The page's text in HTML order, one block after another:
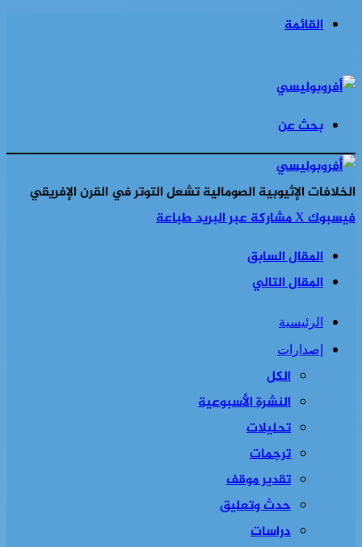
القائمة
بحث عن
الخلافات الإثيوبية الصومالية تشعل التوتر في القرن الإفريقي
فيسبوك‫Xمشاركة عبر البريدطباعة
المقال السابق
المقال التالي
الرئيسية
إصدارات
الكل
النشرة الأسبوعية
تحليلات
ترجمات
تقدير موقف
حدث وتعليق
دراسات